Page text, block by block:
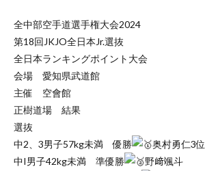
全中部空手道選手権大会2024
第18回JKJO全日本Jr.選抜
全日本ランキングポイント大会
会場 愛知県武道館
主催 空會館
正樹道場 結果
選抜
中2、3男子57kg未満 優勝
奥村勇仁3位
中I男子42kg未満 準優勝
野﨑颯斗